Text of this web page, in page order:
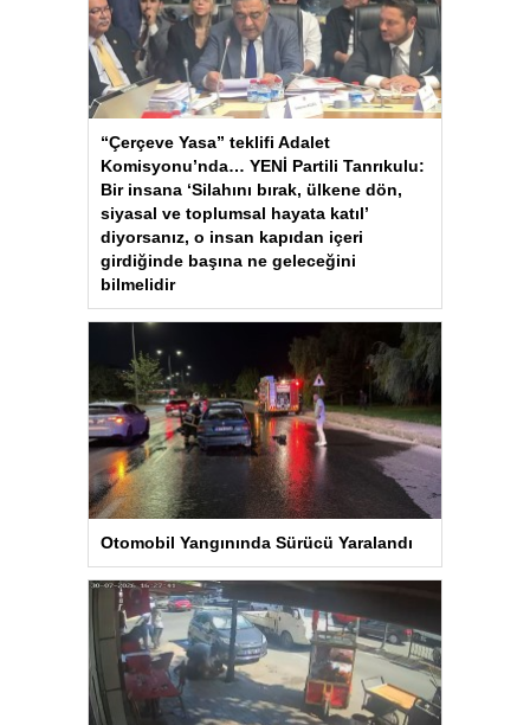
“Çerçeve Yasa” teklifi Adalet
Komisyonu’nda… YENİ Partili Tanrıkulu:
Bir insana ‘Silahını bırak, ülkene dön,
siyasal ve toplumsal hayata katıl’
diyorsanız, o insan kapıdan içeri
girdiğinde başına ne geleceğini
bilmelidir
Otomobil Yangınında Sürücü Yaralandı